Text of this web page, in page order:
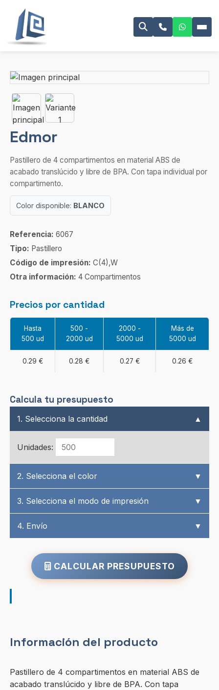
Edmor
Pastillero de 4 compartimentos en material ABS de
acabado translúcido y libre de BPA. Con tapa individual por
compartimento.
Color disponible: BLANCO
Referencia: 6067
Tipo: Pastillero
Código de impresión: C(4),W
Otra información: 4 Compartimentos
Precios por cantidad
Hasta
500 ud
500 -
2000 ud
2000 -
5000 ud
Más de
5000 ud
0.29 € 0.28 € 0.27 € 0.26 €
Calcula tu presupuesto
1. Selecciona la cantidad ▲
Unidades:
2. Selecciona el color ▼
3. Selecciona el modo de impresión ▼
4. Envío ▼
CALCULAR PRESUPUESTO
Información del producto
Pastillero de 4 compartimentos en material ABS de
acabado translúcido y libre de BPA. Con tapa